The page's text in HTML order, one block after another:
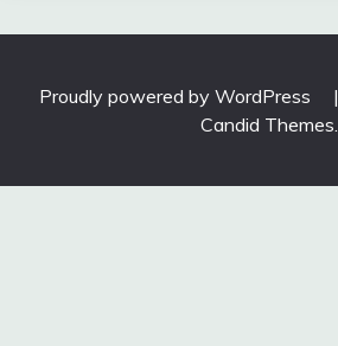
Proudly powered by WordPress |
Candid Themes.